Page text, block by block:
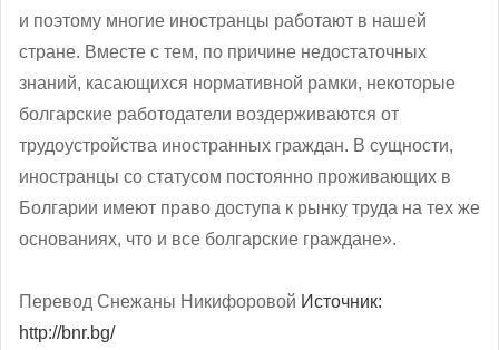
и поэтому многие иностранцы работают в нашей
стране. Вместе с тем, по причине недостаточных
знаний, касающихся нормативной рамки, некоторые
болгарские работодатели воздерживаются от
трудоустройства иностранных граждан. В сущности,
иностранцы со статусом постоянно проживающих в
Болгарии имеют право доступа к рынку труда на тех же
основаниях, что и все болгарские граждане».
Перевод Снежаны Никифоровой Источник:
http://bnr.bg/